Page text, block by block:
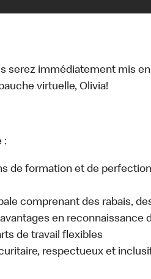
serez immédiatement mis
virtuelle, Olivia!
:
de formation et de
comprenant des rabais,
en reconnaissance
de travail flexibles
respectueux et